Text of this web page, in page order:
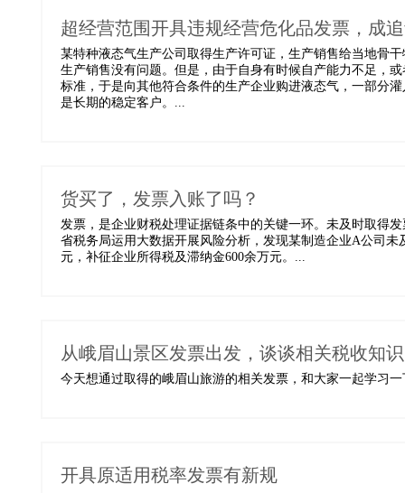
超经营范围开具违规经营危化品发票，成
某特种液态气生产公司取得生产许可证，生产销售给当地骨
生产销售没有问题。但是，由于自身有时候自产能力不足，
标准，于是向其他符合条件的生产企业购进液态气，一部分
是长期的稳定客户。...
货买了，发票入账了吗？
发票，是企业财税处理证据链条中的关键一环。未及时取得
省税务局运用大数据开展风险分析，发现某制造企业A公司
元，补征企业所得税及滞纳金600余万元。...
从峨眉山景区发票出发，谈谈相关税收知识
今天想通过取得的峨眉山旅游的相关发票，和大家一起学习
开具原适用税率发票有新规